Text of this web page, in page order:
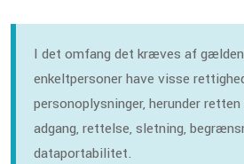
I det omfang det kræves af
enkeltpersoner have visse
personoplysninger, herunder
adgang, rettelse, sletning,
dataportabilitet.